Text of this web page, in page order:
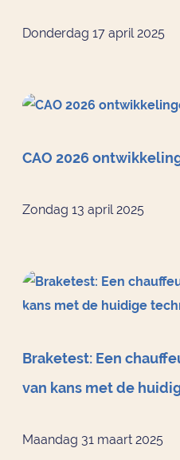
Donderdag 17 april 2025
CAO 2026
Zondag 13 april 2025
Braketest: Een
van kans met de
Maandag 31 maart 2025